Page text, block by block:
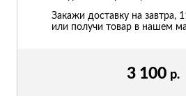
3 100 р.
Закажи доставку на завтра,
или получи товар в нашем